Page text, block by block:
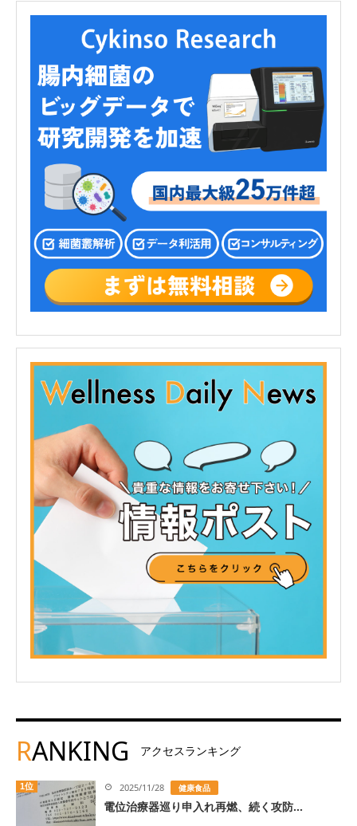
RANKING アクセスランキング
1位 2025/11/28 健康食品
電位治療器巡り申入れ再燃、続く攻防...